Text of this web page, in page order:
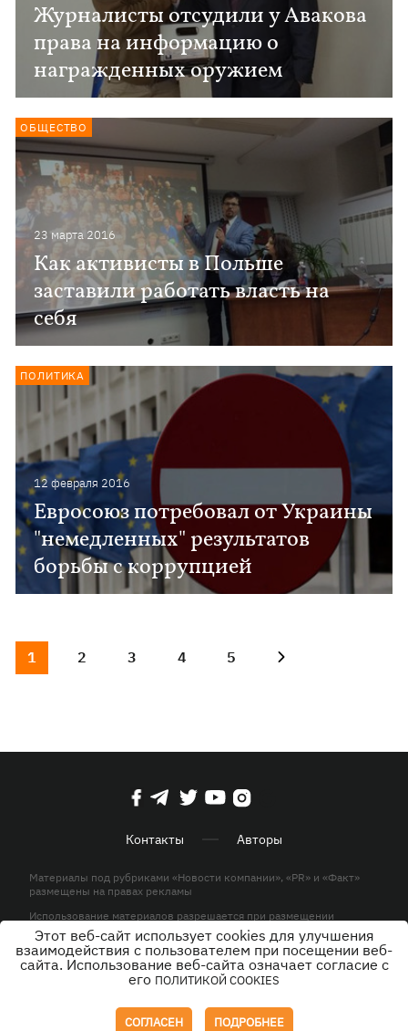
Журналисты отсудили у Авакова
права на информацию о
награжденных оружием
23 марта 2016
Как активисты в Польше
заставили работать власть на
себя
ОБЩЕСТВО
12 февраля 2016
Евросоюз потребовал от Украины
"немедленных" результатов
борьбы с коррупцией
ПОЛИТИКА
1 2 3 4 5
Контакты Авторы
Материалы под рубриками «Новости компании», «PR» и «Факт»
размещены на правах рекламы
Использование материалов разрешается при размещении
активной гиперссылки на KP.UA в первом абзаце.
© ООО «ЮЛАВ МЕДИА»,2026. Все права защищены.
Этот веб-сайт использует cookies для улучшения
взаимодействия с пользователем при посещении веб-
сайта. Использование веб-сайта означает согласие с
его ПОЛИТИКОЙ COOKIES
СОГЛАСЕН ПОДРОБНЕЕ